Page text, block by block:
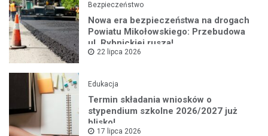
Bezpieczeństwo
Nowa era bezpieczeństwa na drogach
Powiatu Mikołowskiego: Przebudowa
ul. Rybnickiej rusza!
22 lipca 2026
Edukacja
Termin składania wniosków o
stypendium szkolne 2026/2027 już
blisko!
17 lipca 2026